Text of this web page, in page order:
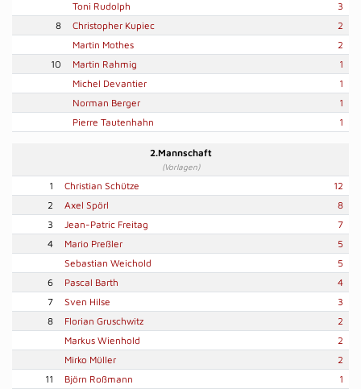
Toni Rudolph
3
8
Christopher Kupiec
2
Martin Mothes
2
10
Martin Rahmig
1
Michel Devantier
1
Norman Berger
1
Pierre Tautenhahn
1
2.Mannschaft
(Vorlagen)
1 Christian Schütze
12
2
Axel Spörl
8
3
Jean-Patric Freitag
7
4
Mario Preßler
5
Sebastian Weichold
5
6
Pascal Barth
4
7
Sven Hilse
3
8
Florian Gruschwitz
2
Markus Wienhold
2
Mirko Müller
2
11
Björn Roßmann
1